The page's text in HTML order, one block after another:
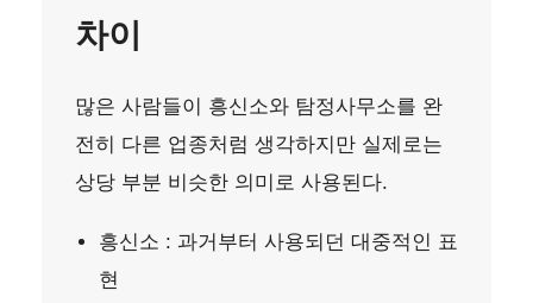
차이
많은 사람들이 흥신소와 탐정사무소를 완
전히 다른 업종처럼 생각하지만 실제로는
상당 부분 비슷한 의미로 사용된다.
흥신소 : 과거부터 사용되던 대중적인 표
현